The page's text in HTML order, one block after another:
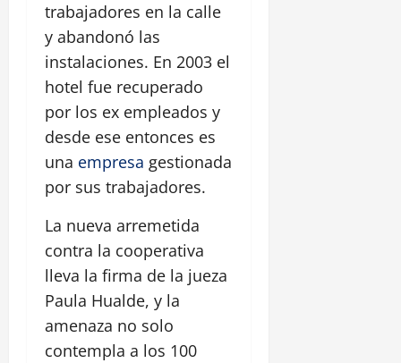
trabajadores en la calle
y abandonó las
instalaciones. En 2003 el
hotel fue recuperado
por los ex empleados y
desde ese entonces es
una empresa gestionada
por sus trabajadores.
La nueva arremetida
contra la cooperativa
lleva la firma de la jueza
Paula Hualde, y la
amenaza no solo
contempla a los 100